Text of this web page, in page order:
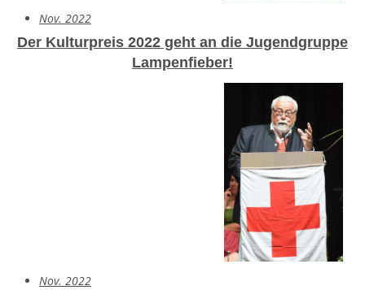
Nov. 2022
Der Kulturpreis 2022 geht an die Jugendgruppe
Lampenfieber!
Nov. 2022